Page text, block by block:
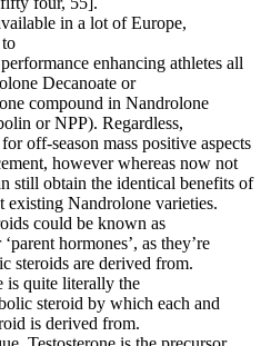
in a lot of Europe,
enhancing athletes all
Decanoate or
compound in Nandrolone
or NPP). Regardless,
off-season mass positive aspects
however whereas now not
still obtain the identical benefits of
Nandrolone varieties.
could be known as
hormones’, as they’re
steroids are derived from.
is quite literally the
steroid by which each and
is derived from.